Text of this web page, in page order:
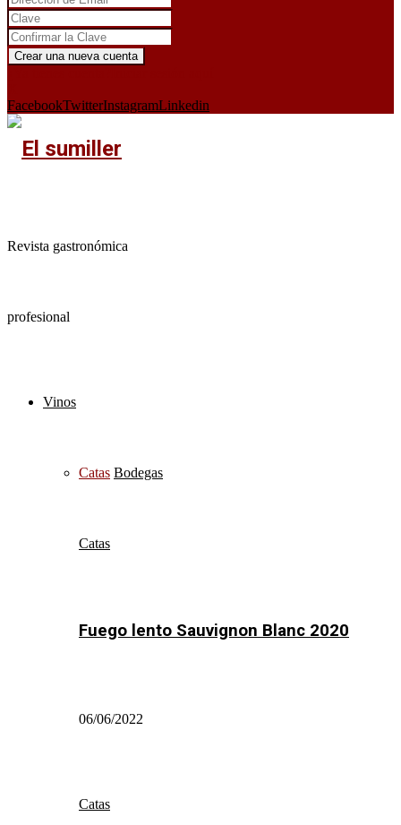
FacebookTwitterInstagramLinkedin
Revista gastronómica
profesional
Vinos
Catas Bodegas
Catas
Fuego lento Sauvignon Blanc 2020
06/06/2022
Catas